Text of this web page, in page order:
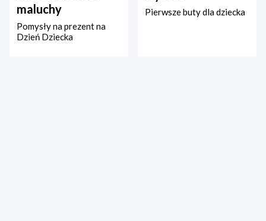
maluchy
Pomysły na prezent na
Dzień Dziecka
Pierwsze buty dla dziecka